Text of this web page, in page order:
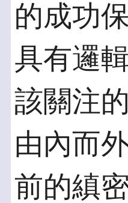
的成功
具有邏
該關注
由內而
前的縝